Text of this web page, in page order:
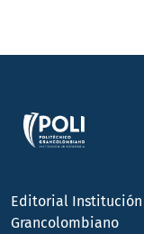
Editorial
Grancolombiano